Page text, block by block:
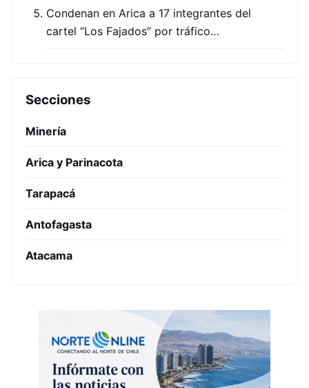
Condenan en Arica a 17 integrantes del
cartel “Los Fajados” por tráfico…
Secciones
Minería
Arica y Parinacota
Tarapacá
Antofagasta
Atacama